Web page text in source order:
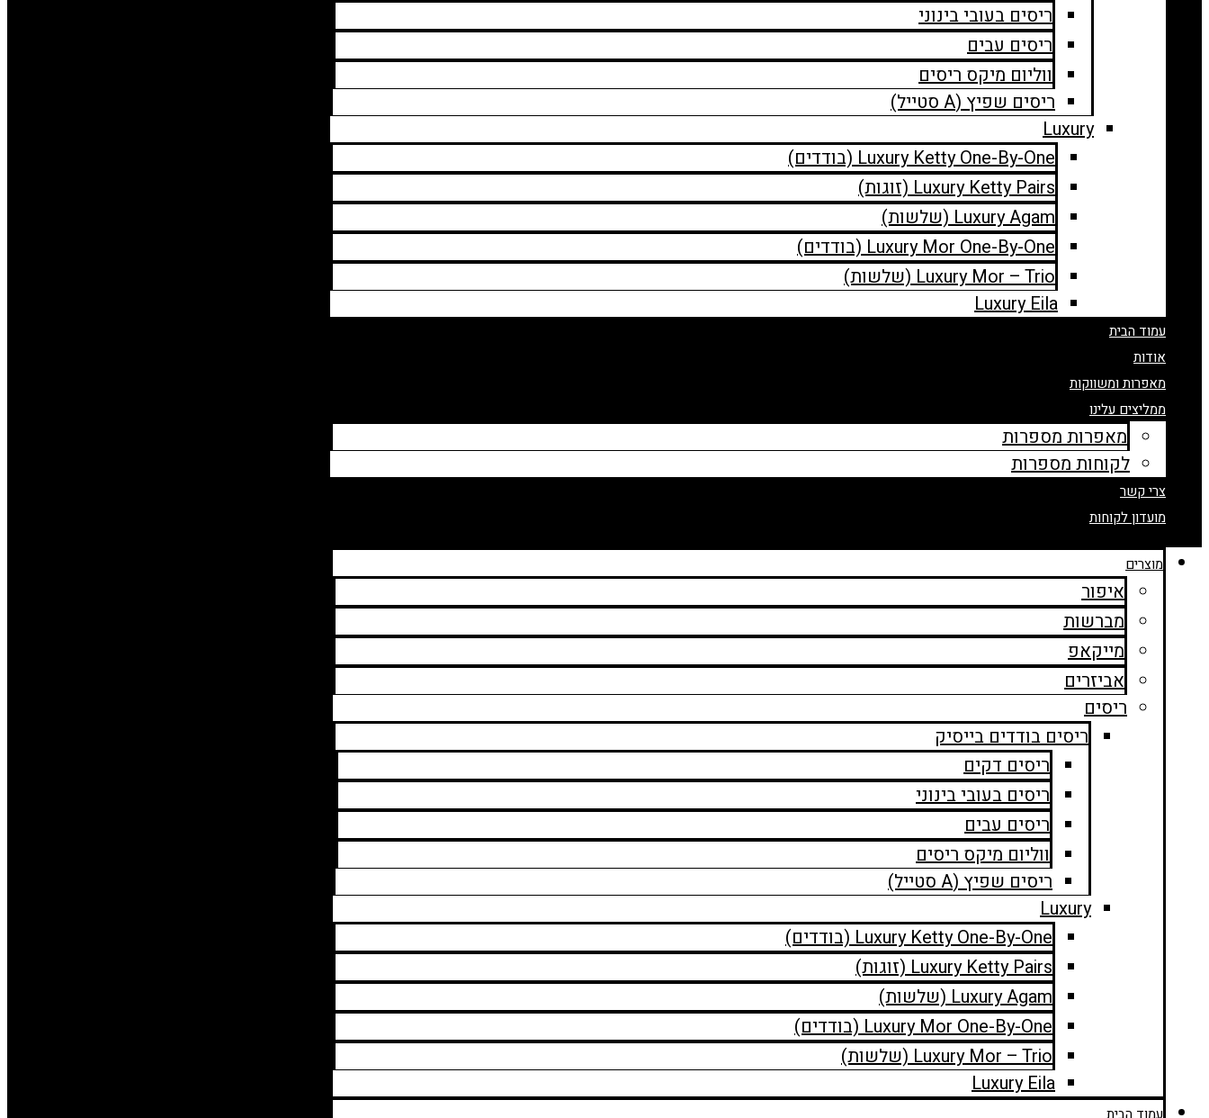
ריסים בעובי בינוני
ריסים עבים
ווליום מיקס ריסים
ריסים שפיץ (A סטייל)
Luxury
Luxury Ketty One-By-One (בודדים)
Luxury Ketty Pairs (זוגות)
Luxury Agam (שלשות)
Luxury Mor One-By-One (בודדים)
Luxury Mor – Trio (שלשות)
Luxury Eila
עמוד הבית
אודות
מאפרות ומשווקות
ממליצים עלינו
מאפרות מספרות
לקוחות מספרות
צרי קשר
מועדון לקוחות
מוצרים
איפור
מברשות
מייקאפ
אביזרים
ריסים
ריסים בודדים בייסיק
ריסים דקים
ריסים בעובי בינוני
ריסים עבים
ווליום מיקס ריסים
ריסים שפיץ (A סטייל)
Luxury
Luxury Ketty One-By-One (בודדים)
Luxury Ketty Pairs (זוגות)
Luxury Agam (שלשות)
Luxury Mor One-By-One (בודדים)
Luxury Mor – Trio (שלשות)
Luxury Eila